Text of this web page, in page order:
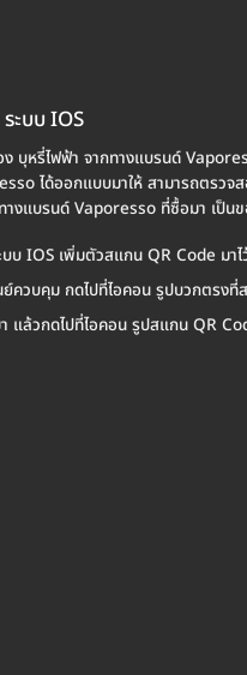
ะบบ IOS
บุหรี่ไฟฟ้า จากทางแบรนด์
ได้ออกแบบมาให้ สามารถตรว
งแบรนด์ Vaporesso ที่ซื้อมา เป็นข
บบ IOS เพิ่มตัวสแกน QR Code มา
ย์ควบคุม กดไปที่ไอคอน รูปบวกตรงที่
แล้วกดไปที่ไอคอน รูปสแกน QR